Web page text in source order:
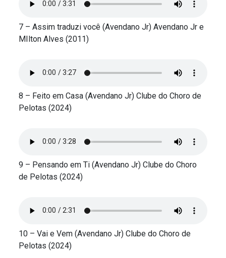
7 – Assim traduzi você (Avendano Jr) Avendano Jr e
MIlton Alves (2011)
8 – Feito em Casa (Avendano Jr) Clube do Choro de
Pelotas (2024)
9 – Pensando em Ti (Avendano Jr) Clube do Choro
de Pelotas (2024)
10 – Vai e Vem (Avendano Jr) Clube do Choro de
Pelotas (2024)